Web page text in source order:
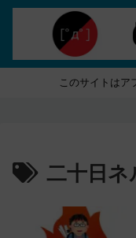
このサイトはア
二十日ネ